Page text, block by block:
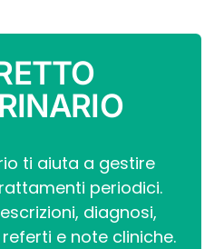
ti aiuta a gestire
periodici.
diagnosi,
e note cliniche.